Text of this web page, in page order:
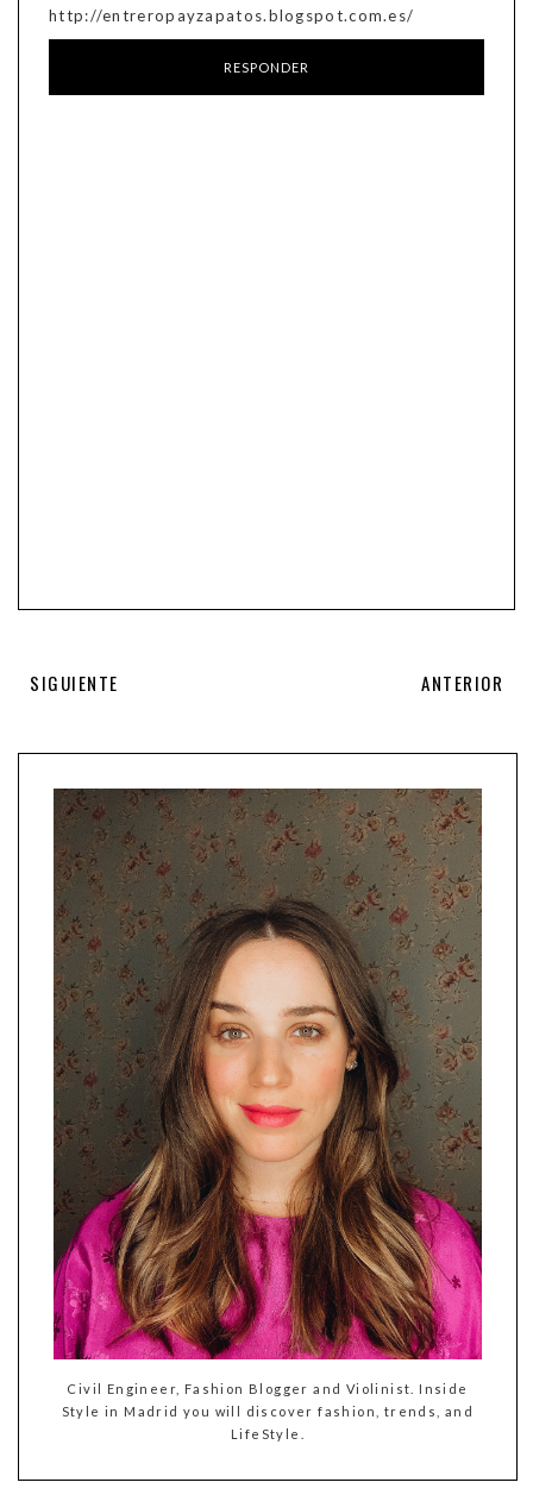
http://entreropayzapatos.blogspot.com.es/
RESPONDER
SIGUIENTE ANTERIOR
Civil Engineer, Fashion Blogger and Violinist. Inside
Style in Madrid you will discover fashion, trends, and
LifeStyle.